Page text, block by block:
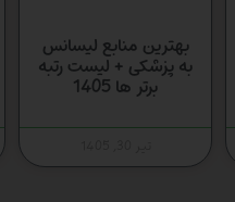
بهترین منابع لیسانس
به پزشکی + لیست رتبه
برتر ها 1405